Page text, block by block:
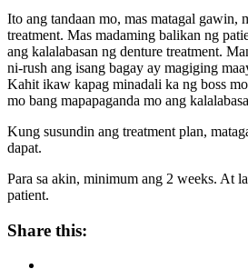
Ito ang tandaan mo, mas matagal gawin,
treatment. Mas madaming balikan ng
ang kalalabasan ng denture treatment.
ni-rush ang isang bagay ay magiging
Kahit ikaw kapag minadali ka ng boss
mo bang mapapaganda mo ang
Kung susundin ang treatment plan,
dapat.
Para sa akin, minimum ang 2 weeks. At
patient.
Share this: